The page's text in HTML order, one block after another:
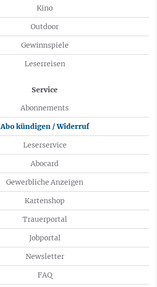
Kino
Outdoor
Gewinnspiele
Leserreisen
Service
Abonnements
Abo kündigen / Widerruf
Leserservice
Abocard
Gewerbliche Anzeigen
Kartenshop
Trauerportal
Jobportal
Newsletter
FAQ